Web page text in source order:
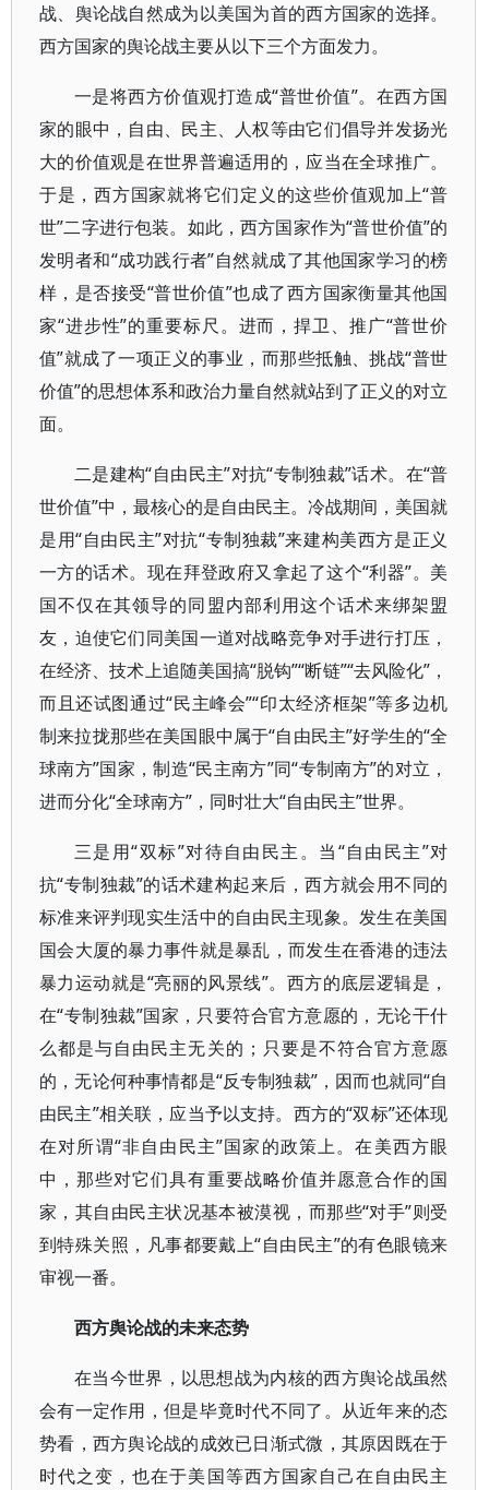
战、舆论战自然成为以美国为首的西方国家的选择。
西方国家的舆论战主要从以下三个方面发力。
一是将西方价值观打造成“普世价值”。在西方国
家的眼中，自由、民主、人权等由它们倡导并发扬光
大的价值观是在世界普遍适用的，应当在全球推广。
于是，西方国家就将它们定义的这些价值观加上“普
世”二字进行包装。如此，西方国家作为“普世价值”的
发明者和“成功践行者”自然就成了其他国家学习的榜
样，是否接受“普世价值”也成了西方国家衡量其他国
家“进步性”的重要标尺。进而，捍卫、推广“普世价
值”就成了一项正义的事业，而那些抵触、挑战“普世
价值”的思想体系和政治力量自然就站到了正义的对立
面。
二是建构“自由民主”对抗“专制独裁”话术。在“普
世价值”中，最核心的是自由民主。冷战期间，美国就
是用“自由民主”对抗“专制独裁”来建构美西方是正义
一方的话术。现在拜登政府又拿起了这个“利器”。美
国不仅在其领导的同盟内部利用这个话术来绑架盟
友，迫使它们同美国一道对战略竞争对手进行打压，
在经济、技术上追随美国搞“脱钩”“断链”“去风险化”，
而且还试图通过“民主峰会”“印太经济框架”等多边机
制来拉拢那些在美国眼中属于“自由民主”好学生的“全
球南方”国家，制造“民主南方”同“专制南方”的对立，
进而分化“全球南方”，同时壮大“自由民主”世界。
三是用“双标”对待自由民主。当“自由民主”对
抗“专制独裁”的话术建构起来后，西方就会用不同的
标准来评判现实生活中的自由民主现象。发生在美国
国会大厦的暴力事件就是暴乱，而发生在香港的违法
暴力运动就是“亮丽的风景线”。西方的底层逻辑是，
在“专制独裁”国家，只要符合官方意愿的，无论干什
么都是与自由民主无关的；只要是不符合官方意愿
的，无论何种事情都是“反专制独裁”，因而也就同“自
由民主”相关联，应当予以支持。西方的“双标”还体现
在对所谓“非自由民主”国家的政策上。在美西方眼
中，那些对它们具有重要战略价值并愿意合作的国
家，其自由民主状况基本被漠视，而那些“对手”则受
到特殊关照，凡事都要戴上“自由民主”的有色眼镜来
审视一番。
西方舆论战的未来态势
在当今世界，以思想战为内核的西方舆论战虽然
会有一定作用，但是毕竟时代不同了。从近年来的态
势看，西方舆论战的成效已日渐式微，其原因既在于
时代之变，也在于美国等西方国家自己在自由民主